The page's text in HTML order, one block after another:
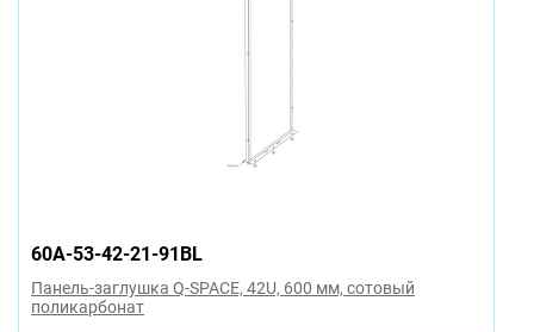
60A-53-42-21-91BL
Панель-заглушка Q-SPACE, 42U, 600 мм, сотовый
поликарбонат